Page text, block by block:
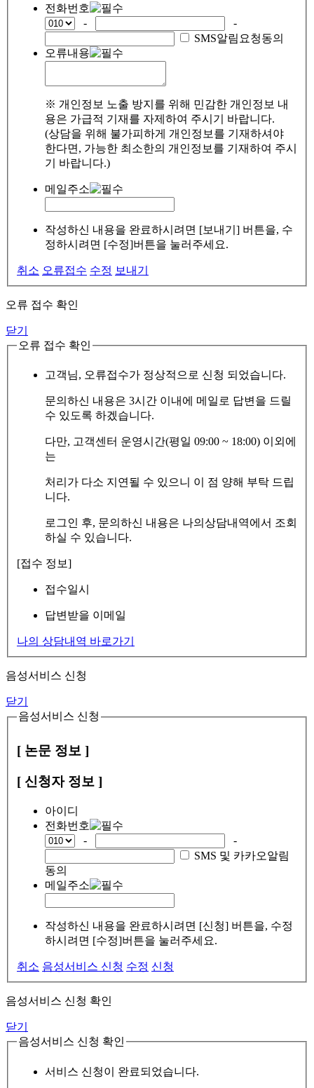
전화번호
-
-
SMS알림요청동의
오류내용
※ 개인정보 노출 방지를 위해 민감한 개인정보 내
용은 가급적 기재를 자제하여 주시기 바랍니다.
(상담을 위해 불가피하게 개인정보를 기재하셔야
한다면, 가능한 최소한의 개인정보를 기재하여 주시
기 바랍니다.)
메일주소
작성하신 내용을 완료하시려면 [보내기] 버튼을, 수
정하시려면 [수정]버튼을 눌러주세요.
취소 오류접수 수정 보내기
오류 접수 확인
닫기
오류 접수 확인
고객님, 오류접수가 정상적으로 신청 되었습니다.
문의하신 내용은 3시간 이내에 메일로 답변을 드릴
수 있도록 하겠습니다.
다만, 고객센터 운영시간(평일 09:00 ~ 18:00) 이외에
는
처리가 다소 지연될 수 있으니 이 점 양해 부탁 드립
니다.
로그인 후, 문의하신 내용은 나의상담내역에서 조회
하실 수 있습니다.
[접수 정보]
접수일시
답변받을 이메일
나의 상담내역 바로가기
음성서비스 신청
닫기
음성서비스 신청
[ 논문 정보 ]
[ 신청자 정보 ]
아이디
전화번호
-
-
SMS 및 카카오알림
동의
메일주소
작성하신 내용을 완료하시려면 [신청] 버튼을, 수정
하시려면 [수정]버튼을 눌러주세요.
취소 음성서비스 신청 수정 신청
음성서비스 신청 확인
닫기
음성서비스 신청 확인
서비스 신청이 완료되었습니다.